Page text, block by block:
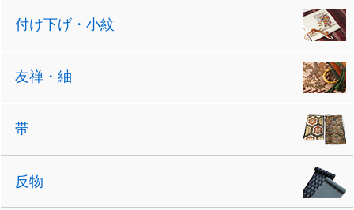
付け下げ・小紋
友禅・紬
帯
反物